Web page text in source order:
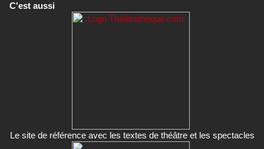
C'est aussi
Le site de référence avec les textes de théâtre et les spectacles